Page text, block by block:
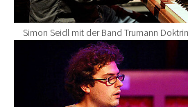
Simon Seidl mit der Band Trumann
Show larger version for: